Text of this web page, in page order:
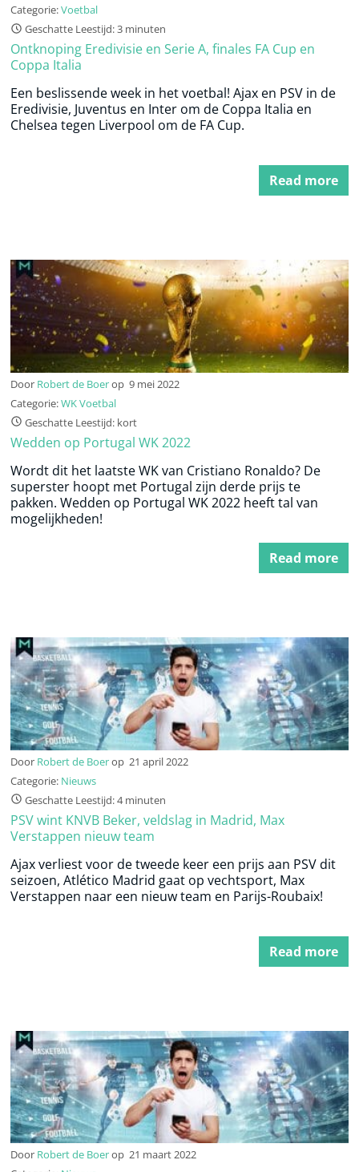
Categorie:Voetbal
Geschatte Leestijd: 3 minuten
Ontknoping Eredivisie en Serie A, finales FA Cup en
Coppa Italia
Een beslissende week in het voetbal! Ajax en PSV in de
Eredivisie, Juventus en Inter om de Coppa Italia en
Chelsea tegen Liverpool om de FA Cup.
Read more
Door Robert de Boerop 9 mei 2022
Categorie:WK Voetbal
Geschatte Leestijd: kort
Wedden op Portugal WK 2022
Wordt dit het laatste WK van Cristiano Ronaldo? De
superster hoopt met Portugal zijn derde prijs te
pakken. Wedden op Portugal WK 2022 heeft tal van
mogelijkheden!
Read more
Door Robert de Boerop 21 april 2022
Categorie: Nieuws
Geschatte Leestijd: 4 minuten
PSV wint KNVB Beker, veldslag in Madrid, Max
Verstappen nieuw team
Ajax verliest voor de tweede keer een prijs aan PSV dit
seizoen, Atlético Madrid gaat op vechtsport, Max
Verstappen naar een nieuw team en Parijs-Roubaix!
Read more
Door Robert de Boerop 21 maart 2022